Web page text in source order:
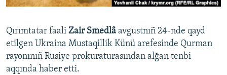
RFE/RS bütün saytları
Qırımtatar faali Zair Smedlâ avgustnıñ 24-nde qayd
etilgen Ukraina Mustaqillik Künü arefesinde Qurman
rayonınıñ Rusiye prokuraturasından alğan tenbi
aqqında haber etti.